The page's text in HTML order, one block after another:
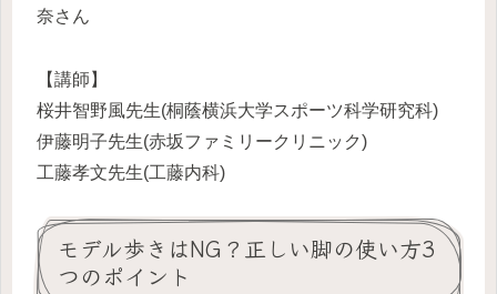
奈さん
【講師】
桜井智野風先生(桐蔭横浜大学スポーツ科学研究科)
伊藤明子先生(赤坂ファミリークリニック)
工藤孝文先生(工藤内科)
モデル歩きはNG？正しい脚の使い方3
つのポイント